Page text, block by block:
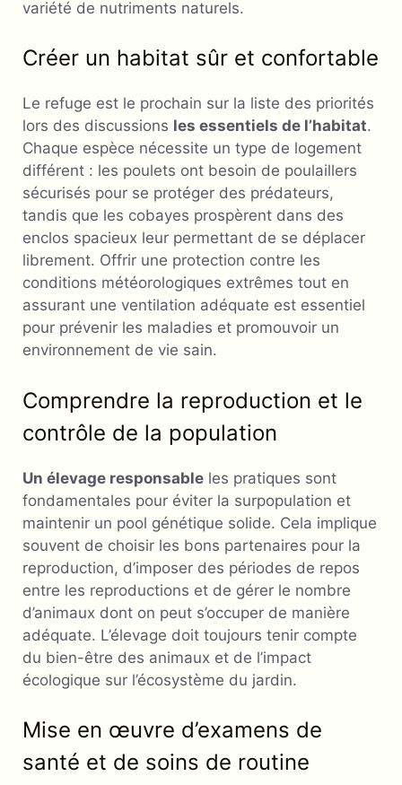
variété de nutriments naturels.
Créer un habitat sûr et confortable
Le refuge est le prochain sur la liste des priorités
lors des discussions les essentiels de l’habitat.
Chaque espèce nécessite un type de logement
différent : les poulets ont besoin de poulaillers
sécurisés pour se protéger des prédateurs,
tandis que les cobayes prospèrent dans des
enclos spacieux leur permettant de se déplacer
librement. Offrir une protection contre les
conditions météorologiques extrêmes tout en
assurant une ventilation adéquate est essentiel
pour prévenir les maladies et promouvoir un
environnement de vie sain.
Comprendre la reproduction et le
contrôle de la population
Un élevage responsable les pratiques sont
fondamentales pour éviter la surpopulation et
maintenir un pool génétique solide. Cela implique
souvent de choisir les bons partenaires pour la
reproduction, d’imposer des périodes de repos
entre les reproductions et de gérer le nombre
d’animaux dont on peut s’occuper de manière
adéquate. L’élevage doit toujours tenir compte
du bien-être des animaux et de l’impact
écologique sur l’écosystème du jardin.
Mise en œuvre d’examens de
santé et de soins de routine